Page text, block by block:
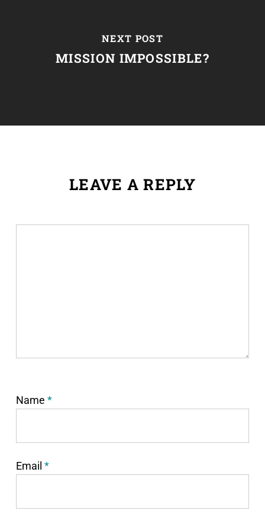
NEXT POST
MISSION IMPOSSIBLE?
LEAVE A REPLY
Name *
Email *